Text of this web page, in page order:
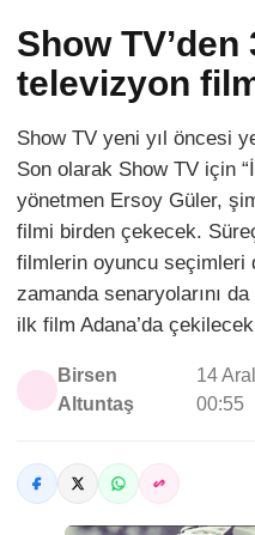
Show TV’den
televizyon
Show TV yeni yıl öncesi
Son olarak Show TV için
yönetmen Ersoy Güler,
filmi birden çekecek.
filmlerin oyuncu seçimleri
zamanda senaryolarını
ilk film Adana’da
Birsen
Altuntaş
14
00:55